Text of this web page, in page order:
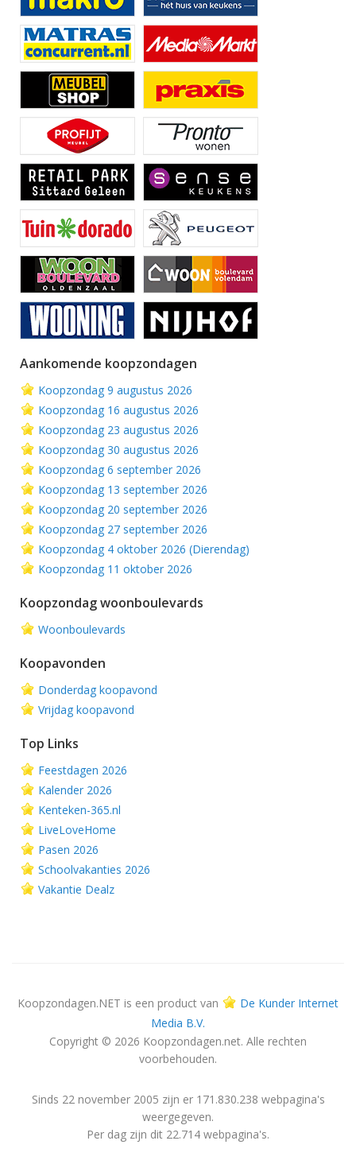
Aankomende koopzondagen
Koopzondag 9 augustus 2026
Koopzondag 16 augustus 2026
Koopzondag 23 augustus 2026
Koopzondag 30 augustus 2026
Koopzondag 6 september 2026
Koopzondag 13 september 2026
Koopzondag 20 september 2026
Koopzondag 27 september 2026
Koopzondag 4 oktober 2026 (Dierendag)
Koopzondag 11 oktober 2026
Koopzondag woonboulevards
Woonboulevards
Koopavonden
Donderdag koopavond
Vrijdag koopavond
Top Links
Feestdagen 2026
Kalender 2026
Kenteken-365.nl
LiveLoveHome
Pasen 2026
Schoolvakanties 2026
Vakantie Dealz
Koopzondagen.NET is een product van
De Kunder Internet
Media B.V.
Copyright © 2026 Koopzondagen.net. Alle rechten
voorbehouden.
Sinds 22 november 2005 zijn er 171.830.238 webpagina's
weergegeven.
Per dag zijn dit 22.714 webpagina's.